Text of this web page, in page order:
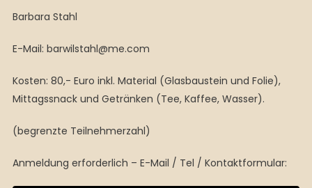
Barbara Stahl
E-Mail: barwilstahl@me.com
Kosten: 80,- Euro inkl. Material (Glasbaustein und Folie),
Mittagssnack und Getränken (Tee, Kaffee, Wasser).
(begrenzte Teilnehmerzahl)
Anmeldung erforderlich – E-Mail / Tel / Kontaktformular: